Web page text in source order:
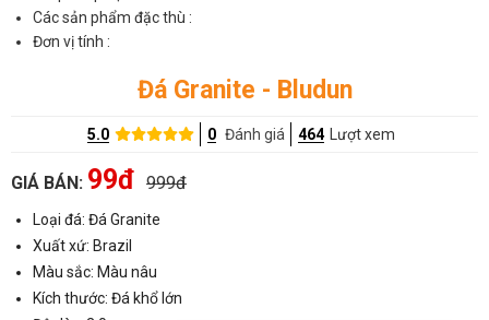
Các sản phẩm đặc thù :
Đơn vị tính :
Đá Granite - Bludun
5.0 0 Đánh giá 464 Lượt xem
GIÁ BÁN: 99đ 999đ
Loại đá: Đá Granite
Xuất xứ: Brazil
Màu sắc: Màu nâu
Kích thước: Đá khổ lớn